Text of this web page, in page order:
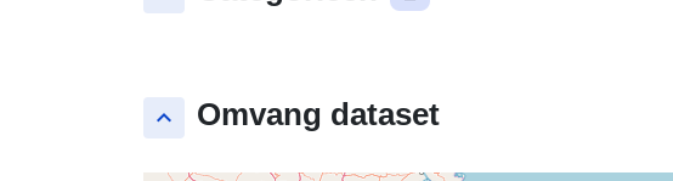
keyboard_arrow_up Omvang dataset